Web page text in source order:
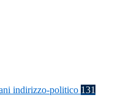
indirizzo-politico 131